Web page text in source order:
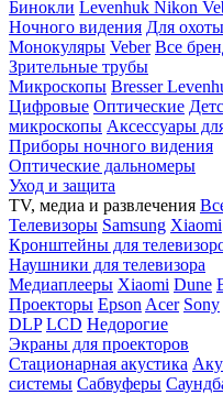
Бинокли Levenhuk Nikon
Ночного видения Для охоты
Монокуляры Veber Все
Зрительные трубы
Микроскопы Bresser
Цифровые Оптические
микроскопы Аксессуары
Приборы ночного видения
Оптические дальномеры
Уход и защита
TV, медиа и развлечения
Телевизоры Samsung Xiaomi
Кронштейны для
Наушники для телевизора
Медиаплееры Xiaomi Dune
Проекторы Epson Acer Sony
DLP LCD Недорогие
Экраны для проекторов
Стационарная акустика
системы Сабвуферы